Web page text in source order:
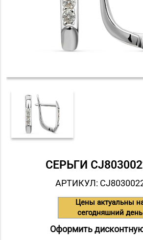
СЕРЬГИ
АРТИКУЛ:
Цены актуальны
сегодняшний день
Оформить